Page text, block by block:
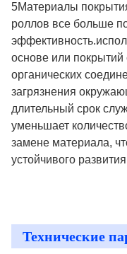
5Материалы
роллов все больше
основе или покрытий
органических
загрязнения
длительный срок
уменьшает
замене материала,
устойчивого
Технические